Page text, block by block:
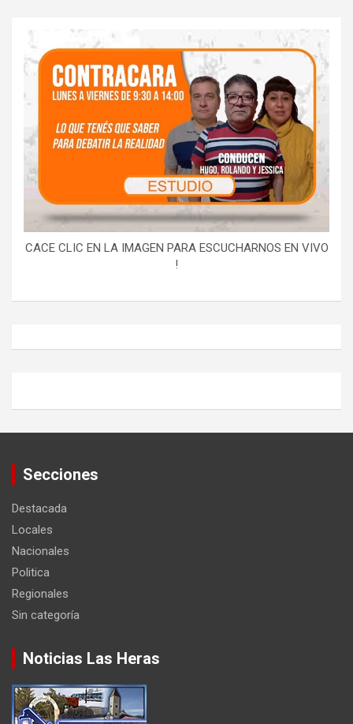
CACE CLIC EN LA IMAGEN PARA ESCUCHARNOS EN VIVO
!
Secciones
Destacada
Locales
Nacionales
Politica
Regionales
Sin categoría
Noticias Las Heras